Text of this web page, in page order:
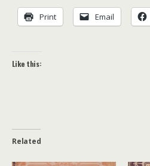
Print Email
Like this:
Related